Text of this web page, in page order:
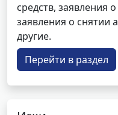
средств, заявления
заявления о снятии
другие.
Перейти в раздел